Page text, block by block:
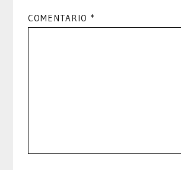
COMENTARIO *